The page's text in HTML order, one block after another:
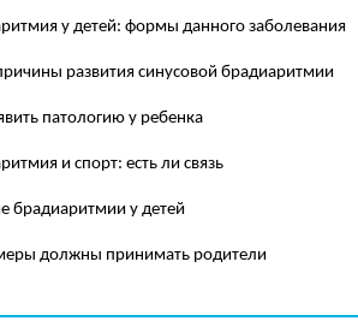
у детей: формы данного заболевания
развития синусовой брадиаритмии
патологию у ребенка
и спорт: есть ли связь
брадиаритмии у детей
должны принимать родители